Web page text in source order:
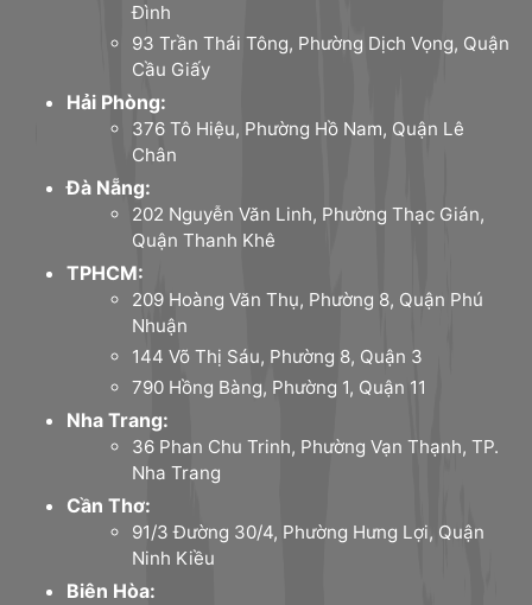
Đình
93 Trần Thái Tông, Phường Dịch Vọng, Quận
Cầu Giấy
Hải Phòng:
376 Tô Hiệu, Phường Hồ Nam, Quận Lê
Chân
Đà Nẵng:
202 Nguyễn Văn Linh, Phường Thạc Gián,
Quận Thanh Khê
TPHCM:
209 Hoàng Văn Thụ, Phường 8, Quận Phú
Nhuận
144 Võ Thị Sáu, Phường 8, Quận 3
790 Hồng Bàng, Phường 1, Quận 11
Nha Trang:
36 Phan Chu Trinh, Phường Vạn Thạnh, TP.
Nha Trang
Cần Thơ:
91/3 Đường 30/4, Phường Hưng Lợi, Quận
Ninh Kiều
Biên Hòa: